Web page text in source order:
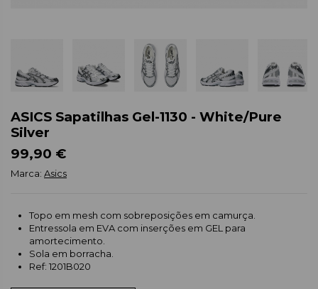
ASICS Sapatilhas Gel-1130 - White/Pure
Silver
99,90 €
Marca: Asics
Topo em mesh com sobreposições em camurça.
Entressola em EVA com inserções em GEL para
amortecimento.
Sola em borracha.
Ref: 1201B020